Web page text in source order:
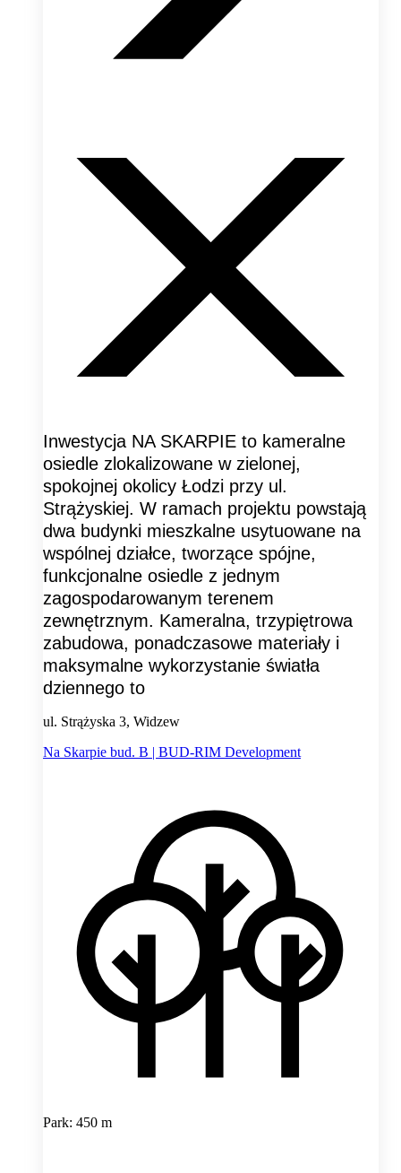
Inwestycja NA SKARPIE to kameralne
osiedle zlokalizowane w zielonej,
spokojnej okolicy Łodzi przy ul.
Strążyskiej. W ramach projektu powstają
dwa budynki mieszkalne usytuowane na
wspólnej działce, tworzące spójne,
funkcjonalne osiedle z jednym
zagospodarowanym terenem
zewnętrznym. Kameralna, trzypiętrowa
zabudowa, ponadczasowe materiały i
maksymalne wykorzystanie światła
dziennego to
ul. Strążyska 3, Widzew
Na Skarpie bud. B | BUD-RIM Development
Park: 450 m